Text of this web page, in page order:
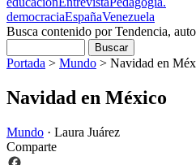
democraciaEspañaVenezuela
Busca contenido por Tendencia,
Portada > Mundo > Navidad en
Navidad en México
Mundo · Laura Juárez
Comparte